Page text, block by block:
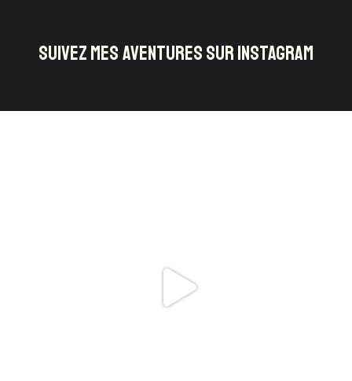
SUIVEZ MES AVENTURES SUR INSTAGRAM